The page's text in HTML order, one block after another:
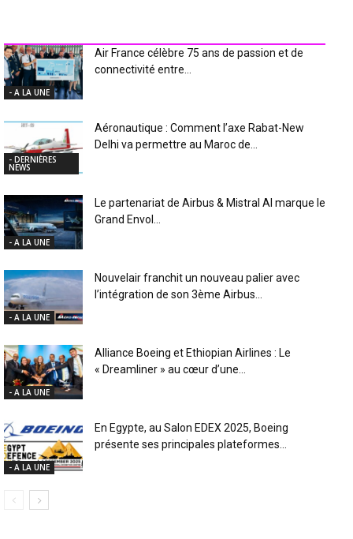
- A LA UNE
Air France célèbre 75 ans de passion et de
connectivité entre...
- DERNIÈRES
NEWS
Aéronautique : Comment l’axe Rabat-New
Delhi va permettre au Maroc de...
- A LA UNE
Le partenariat de Airbus & Mistral AI marque le
Grand Envol...
- A LA UNE
Nouvelair franchit un nouveau palier avec
l’intégration de son 3ème Airbus...
- A LA UNE
Alliance Boeing et Ethiopian Airlines : Le
« Dreamliner » au cœur d’une...
- A LA UNE
En Egypte, au Salon EDEX 2025, Boeing
présente ses principales plateformes...